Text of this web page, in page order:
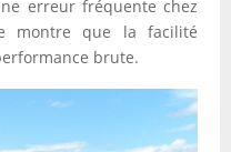
erreur fréquente chez
montre que la facilité
brute.